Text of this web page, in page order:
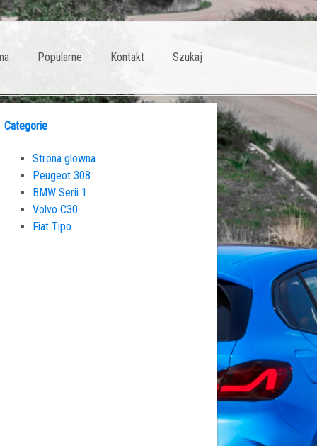
Popularne Kontakt Szukaj
Categorie
Strona glowna
Peugeot 308
BMW Serii 1
Volvo C30
Fiat Tipo